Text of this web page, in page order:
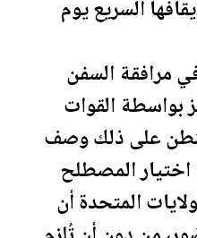
السريع يوم
مرافقة السفن
بواسطة القوات
على ذلك وصف
المصطلح
المتحدةأن